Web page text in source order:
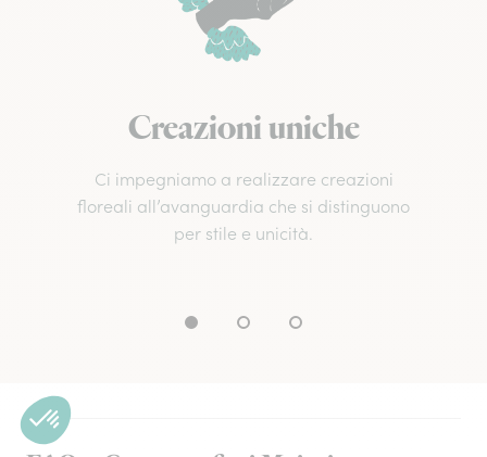
Creazioni uniche
Ci impegniamo a realizzare creazioni
floreali all’avanguardia che si distinguono
per stile e unicità.